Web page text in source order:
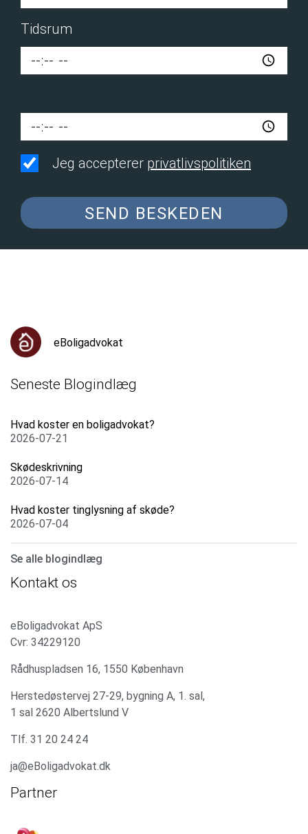
Tidsrum
Jeg accepterer privatlivspolitiken
SEND BESKEDEN
eBoligadvokat
Seneste Blogindlæg
Hvad koster en boligadvokat?
2026-07-21
Skødeskrivning
2026-07-14
Hvad koster tinglysning af skøde?
2026-07-04
Se alle blogindlæg
Kontakt os
eBoligadvokat ApS
Cvr: 34229120
Rådhuspladsen 16, 1550 København
Herstedøstervej 27-29, bygning A, 1. sal,
1 sal 2620 Albertslund V
Tlf. 31 20 24 24
ja@eBoligadvokat.dk
Partner